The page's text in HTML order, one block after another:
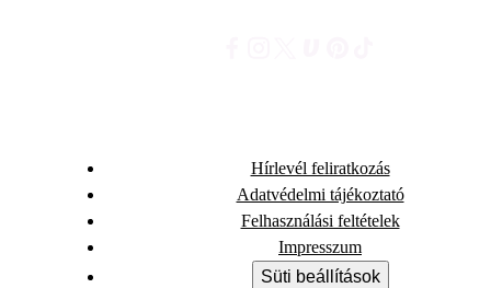
Hírlevél feliratkozás
Adatvédelmi tájékoztató
Felhasználási feltételek
Impresszum
Süti beállítások